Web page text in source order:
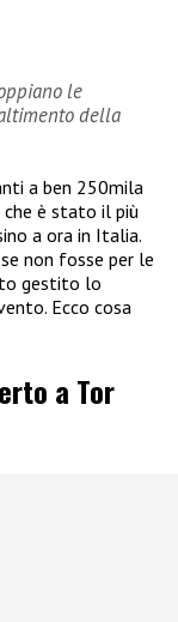
le
della
a ben 250mila
è stato il più
a ora in Italia.
non fosse per le
gestito lo
Ecco cosa
a Tor